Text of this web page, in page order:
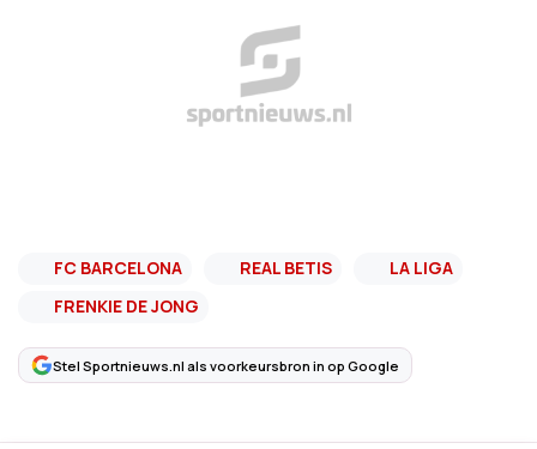
FC BARCELONA REAL BETIS
LA LIGA
FRENKIE DE JONG
Stel Sportnieuws.nl als voorkeursbron in op Google